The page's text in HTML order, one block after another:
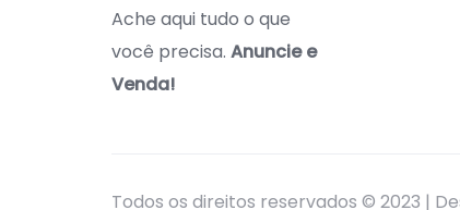
Ache aqui tudo o que
você precisa. Anuncie e
Venda!
Todos os direitos reservados © 2023 |